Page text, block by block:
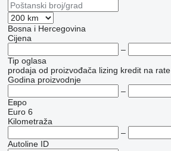
Bosna i Hercegovina
Cijena
–
Tip oglasa
prodaja od proizvođača lizing kredit na rate
Godina proizvodnje
–
Евро
Euro 6
Kilometraža
–
Autoline ID